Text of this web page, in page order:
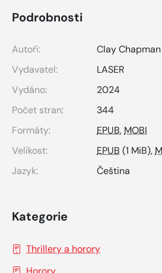
Podrobnosti
Autoři:
Clay
Vydavatel:
LASER
Vydáno:
2024
Počet stran:
344
Formáty:
EPUB, MOBI
Velikost:
EPUB (1 MiB),
Jazyk:
Čeština
Kategorie
Thrillery a horory